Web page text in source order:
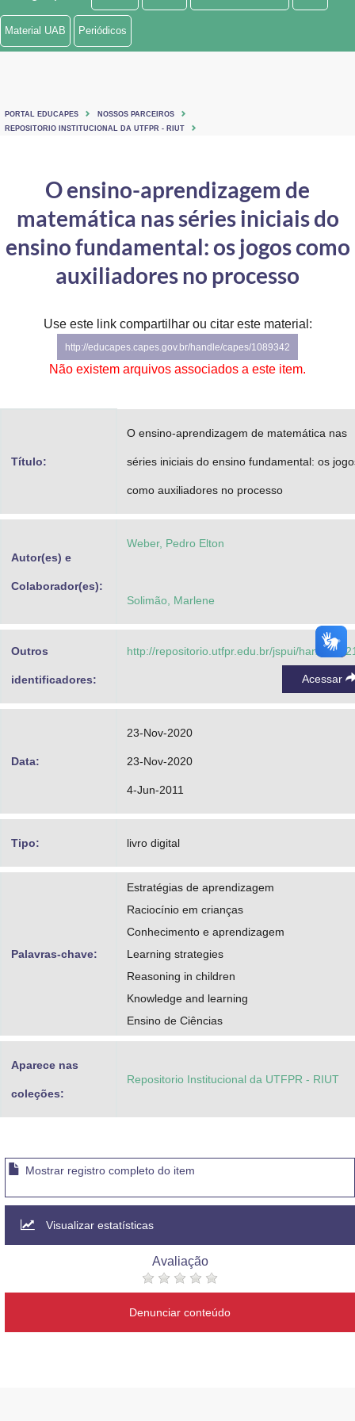
Ministério de Minas e Energia
Ministério do Turismo
Controladoria-Geral da União
Gabinete de Segurança Institucional
Advocacia-Geral da União
Material UAB Periódicos
PORTAL EDUCAPES
NOSSOS PARCEIROS
REPOSITORIO INSTITUCIONAL DA UTFPR - RIUT
O ensino-aprendizagem de
matemática nas séries iniciais do
ensino fundamental: os jogos como
auxiliadores no processo
Use este link compartilhar ou citar este material:
http://educapes.capes.gov.br/handle/capes/1089342
Não existem arquivos associados a este item.
Título:
O ensino-aprendizagem de matemática nas
séries iniciais do ensino fundamental: os
como auxiliadores no processo
Autor(es) e
Colaborador(es):
Weber, Pedro Elton
Solimão, Marlene
Outros
identificadores:
http://repositorio.utfpr.edu.br/jspui/handle/1/
Acessar
Data:
23-Nov-2020
23-Nov-2020
4-Jun-2011
Tipo: livro digital
Palavras-chave:
Estratégias de aprendizagem
Raciocínio em crianças
Conhecimento e aprendizagem
Learning strategies
Reasoning in children
Knowledge and learning
Ensino de Ciências
Aparece nas
coleções:
Repositorio Institucional da UTFPR - RIUT
Mostrar registro completo do item
Visualizar estatísticas
Avaliação
Denunciar conteúdo